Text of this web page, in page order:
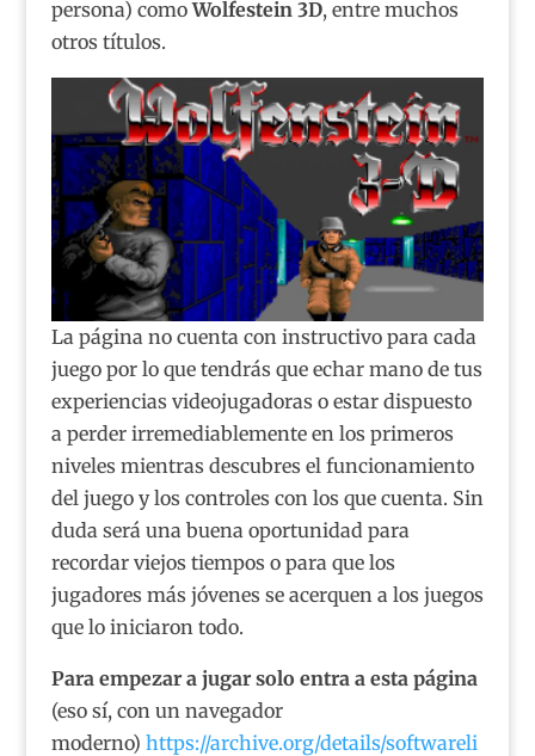
persona) comoWolfestein 3D, entre muchos
otros títulos.
La página no cuenta con instructivo para cada
juego por lo que tendrás que echar mano de tus
experiencias videojugadoras o estar dispuesto
a perder irremediablemente en los primeros
niveles mientras descubres el funcionamiento
del juego y los controles con los que cuenta. Sin
duda será una buena oportunidad para
recordar viejos tiempos o para que los
jugadores más jóvenes se acerquen a los juegos
que lo iniciaron todo.
Para empezar a jugar solo entra a esta página
(eso sí, con un navegador
moderno) https://archive.org/details/softwareli